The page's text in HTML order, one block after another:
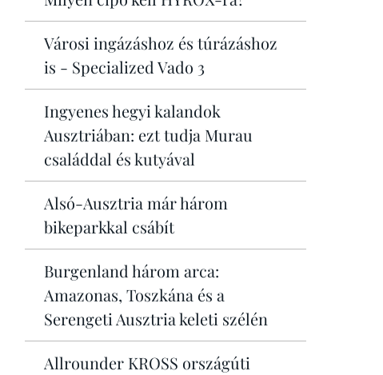
Városi ingázáshoz és túrázáshoz
is - Specialized Vado 3
Ingyenes hegyi kalandok
Ausztriában: ezt tudja Murau
családdal és kutyával
Alsó-Ausztria már három
bikeparkkal csábít
Burgenland három arca:
Amazonas, Toszkána és a
Serengeti Ausztria keleti szélén
Allrounder KROSS országúti